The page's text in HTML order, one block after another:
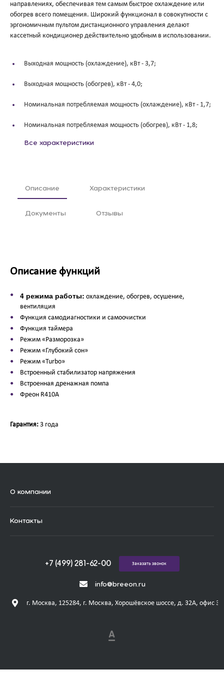
направлениях, обеспечивая тем самым быстрое охлаждение или
обогрев всего помещения. Широкий функционал в совокупности с
эргономичным пультом дистанционного управления делают
кассетный кондиционер действительно удобным в использовании.
Выходная мощность (охлаждение), кВт - 3,7;
Выходная мощность (обогрев), кВт - 4,0;
Номинальная потребляемая мощность (охлаждение), кВт - 1,7;
Номинальная потребляемая мощность (обогрев), кВт - 1,8;
Все характеристики
Описание Характеристики
Документы Отзывы
Описание функций
4 режима работы: охлаждение, обогрев, осушение,
вентиляция
Функция самодиагностики и самоочистки
Функция таймера
Режим «Разморозка»
Режим «Глубокий сон»
Режим «Turbo»
Встроенный стабилизатор напряжения
Встроенная дренажная помпа
Фреон R410A
Гарантия: 3 года
О компании
Контакты
info@breeon.ru
+7 (499) 281-62-00
г. Москва, 125284, г. Москва, Хорошёвское шоссе, д. 32А, офис
Заказать звонок